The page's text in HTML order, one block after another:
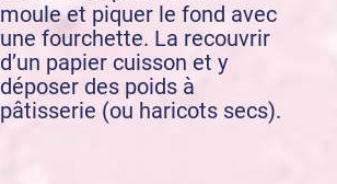
moule et piquer le fond avec
une fourchette. La recouvrir
d’un papier cuisson et y
déposer des poids à
pâtisserie (ou haricots secs).